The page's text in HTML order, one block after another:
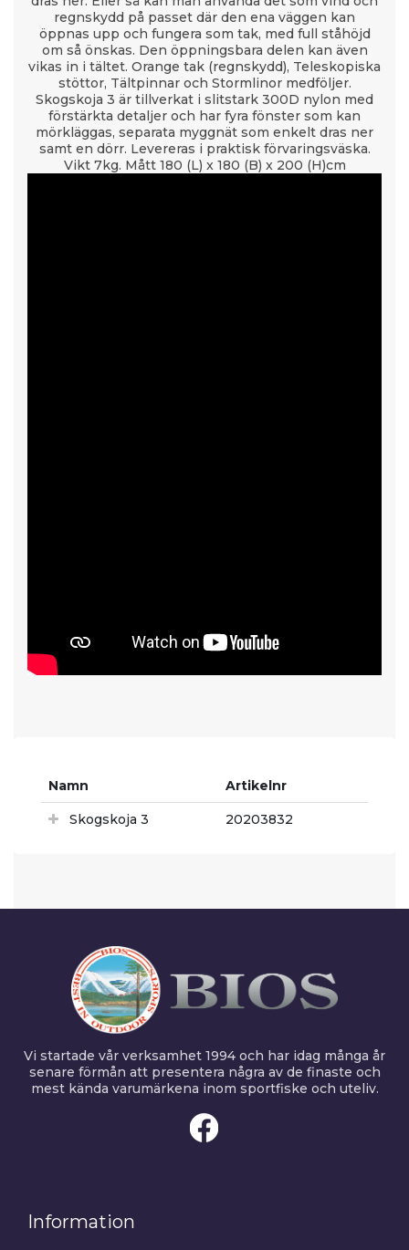
regnskydd på passet där den ena väggen kan
öppnas upp och fungera som tak, med full ståhöjd
om så önskas. Den öppningsbara delen kan även
vikas in i tältet. Orange tak (regnskydd), Teleskopiska
stöttor, Tältpinnar och Stormlinor medföljer.
Skogskoja 3 är tillverkat i slitstark 300D nylon med
förstärkta detaljer och har fyra fönster som kan
mörkläggas, separata myggnät som enkelt dras ner
samt en dörr. Levereras i praktisk förvaringsväska.
Vikt 7kg. Mått 180 (L) x 180 (B) x 200 (H)cm
Namn Artikelnr
Skogskoja 3 20203832
Vi startade vår verksamhet 1994 och har idag många år
senare förmån att presentera några av de finaste och
mest kända varumärkena inom sportfiske och uteliv.
Information